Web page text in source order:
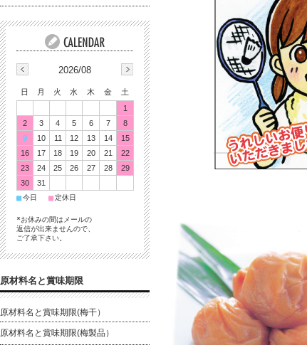
2026/08
日 月 火 水 木 金
土
1
2
3 4 5 6 7
8
9
10 11 12 13 14
15
16
17 18 19 20 21
22
23
24 25 26 27 28
29
30
31
■今日 ■定休日
*お休みの間はメールの
返信が出来ませんので、
ご了承下さい。
原材料名と賞味期限
原材料名と賞味期限(梅干）
原材料名と賞味期限(梅製品）